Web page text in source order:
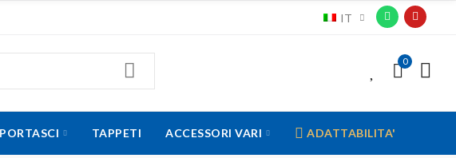
IT
0
PORTASCI TAPPETI ACCESSORI VARI ADATTABILITA'